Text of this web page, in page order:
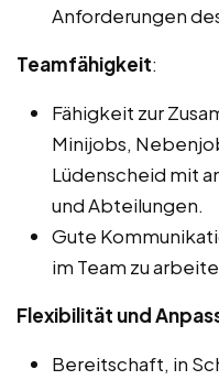
Anforderungen
Teamfähigkeit:
Fähigkeit zur
Minijobs,
Lüdenscheid mit
und Abteilungen.
Gute
im Team zu
Flexibilität und
Bereitschaft, in